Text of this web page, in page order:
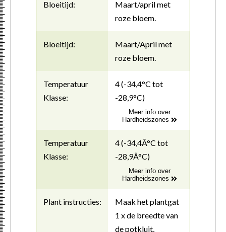
Bloeitijd:
Maart/april met
roze bloem.
Bloeitijd:
Maart/April met
roze bloem.
Temperatuur
Klasse:
4 (-34,4°C tot
-28,9°C)
Meer info over
Hardheidszones
Temperatuur
Klasse:
4 (-34,4Â°C tot
-28,9Â°C)
Meer info over
Hardheidszones
Plant instructies:
Maak het plantgat
1 x de breedte van
de potkluit,